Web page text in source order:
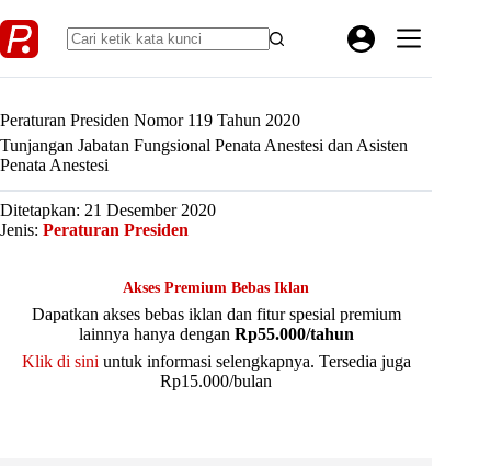
to
content
Peraturan Presiden Nomor 119 Tahun 2020
Tunjangan Jabatan Fungsional Penata Anestesi dan Asisten
Penata Anestesi
Ditetapkan: 21 Desember 2020
Jenis: Peraturan Presiden
Akses Premium Bebas Iklan
Dapatkan akses bebas iklan dan fitur spesial premium
lainnya hanya dengan Rp55.000/tahun
Klik di sini untuk informasi selengkapnya. Tersedia juga
Rp15.000/bulan